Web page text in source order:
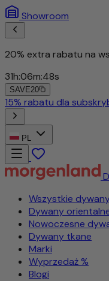
Showroom
20% extra rabatu na
31h:06m:46s
SAVE20
PL
Wszystkie
Dywany
Nowoczesne
Dywany tkane
Marki
Wyprzedaż %
Blogi